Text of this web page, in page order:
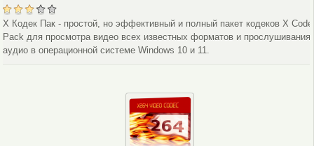
Х Кодек Пак - простой, но эффективный и полный пакет кодеков X
Pack для просмотра видео всех известных форматов и прослушивания
аудио в операционной системе Windows 10 и 11.